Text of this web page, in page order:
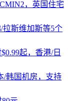
，英国住宅
拉斯维加斯等5个
起，香港/日
/韩国机房，支持